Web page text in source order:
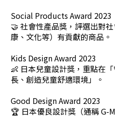
Social Products Award 2023
🤝 社會性產品獎，評選出對
康、文化等）有貢獻的商品。
Kids Design Award 2023
👶 日本兒童設計獎，重點在
長、創造兒童舒適環境」。
Good Design Award 2023
🏆 日本優良設計獎（通稱 G-